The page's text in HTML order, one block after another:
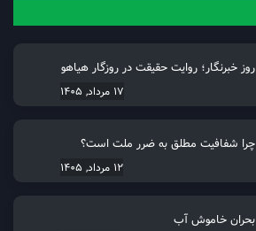
روز خبرنگار؛ روایت حقیقت در روزگار هیاهو
17 مرداد, 1405
چرا شفافیت مطلق به ضرر ملت است؟
12 مرداد, 1405
بحران خاموش آب